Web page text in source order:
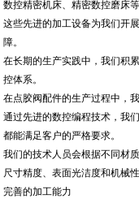
数控精密机床、精密数控磨床等
这些先进的加工设备为我们开
障。
在长期的生产实践中，我们积
控体系。
在点胶阀配件的生产过程中，
通过先进的数控编程技术，我
都能满足客户的严格要求。
我们的技术人员会根据不同材
尺寸精度、表面光洁度和机械
完善的加工能力